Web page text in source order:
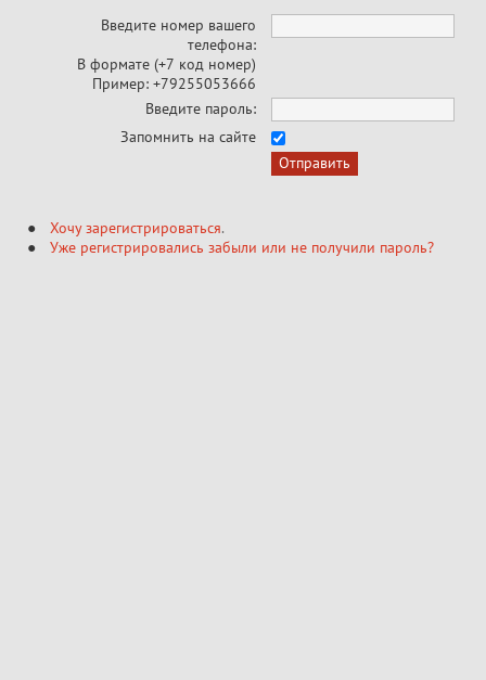
Введите номер вашего
телефона:
В формате (+7 код номер)
Пример: +79255053666
Введите пароль:
Запомнить на сайте
Хочу зарегистрироваться.
Уже регистрировались забыли или не получили пароль?